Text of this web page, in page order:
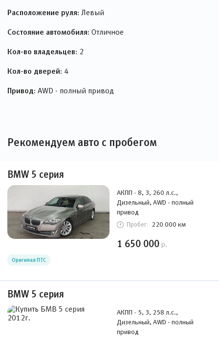
Расположение руля: Левый
Состояние автомобиля: Отличное
Кол-во владельцев: 2
Кол-во дверей: 4
Привод: AWD - полный привод
Рекомендуем авто с пробегом
BMW 5 серия
АКПП - 8, 3, 260 л.с.,
Дизельный, AWD - полный
привод
Пробег: 220 000 км
1 650 000 р.
Оригинал ПТС
BMW 5 серия
АКПП - 5, 3, 258 л.с.,
Дизельный, AWD - полный
привод